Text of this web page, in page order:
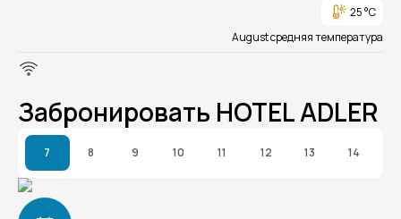
25 °C
August средняя температура
Забронировать HOTEL ADLER
7 8 9 10 11 12 13 14